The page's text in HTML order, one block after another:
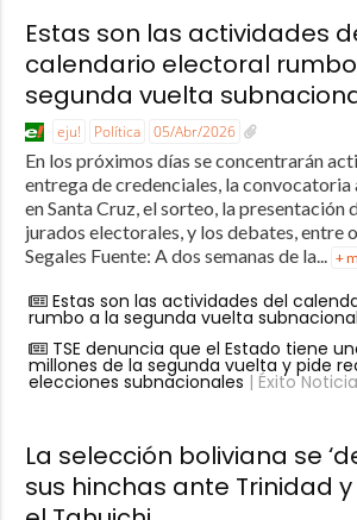
Estas son las actividades
calendario electoral
segunda vuelta
eju! Política 05/Abr/2026
En los próximos días se concentrarán
entrega de credenciales, la convocatoria
en Santa Cruz, el sorteo, la presentación
jurados electorales, y los debates, entre
Segales Fuente: A dos semanas de la...
+
Estas son las actividades del
rumbo a la segunda vuelta subnacional
TSE denuncia que el Estado tiene
millones de la segunda vuelta y pide
elecciones subnacionales | Éxito
La selección boliviana se
sus hinchas ante Trinidad